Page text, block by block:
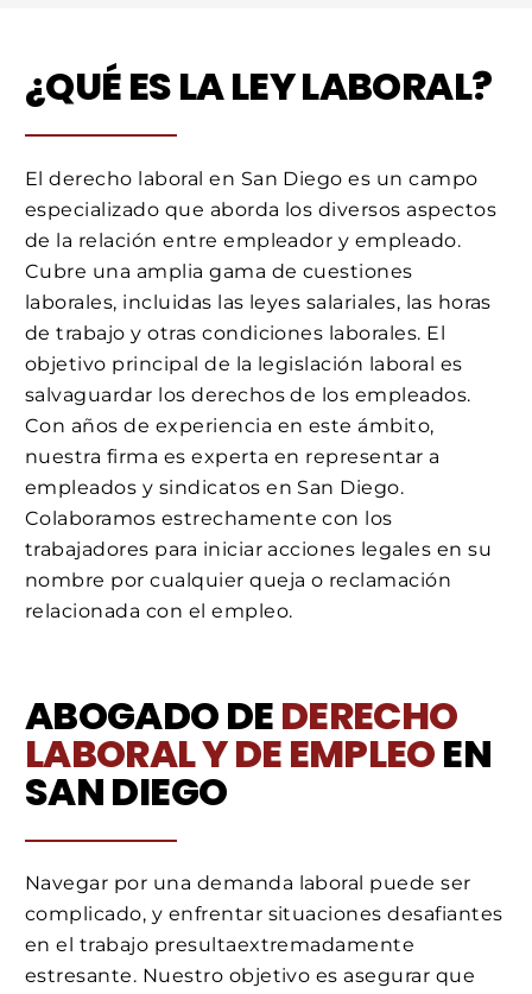
¿QUÉ ES LA LEY LABORAL?
El derecho laboral en San Diego es un campo
especializado que aborda los diversos aspectos
de la relación entre empleador y empleado.
Cubre una amplia gama de cuestiones
laborales, incluidas las leyes salariales, las horas
de trabajo y otras condiciones laborales. El
objetivo principal de la legislación laboral es
salvaguardar los derechos de los empleados.
Con años de experiencia en este ámbito,
nuestra firma es experta en representar a
empleados y sindicatos en San Diego.
Colaboramos estrechamente con los
trabajadores para iniciar acciones legales en su
nombre por cualquier queja o reclamación
relacionada con el empleo.
ABOGADO DEDERECHO
LABORAL Y DE EMPLEOEN
SAN DIEGO
Navegar por una demanda laboral puede ser
complicado, y enfrentar situaciones desafiantes
en el trabajo presultaextremadamente
estresante. Nuestro objetivo es asegurar que